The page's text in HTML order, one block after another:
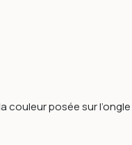
posée sur